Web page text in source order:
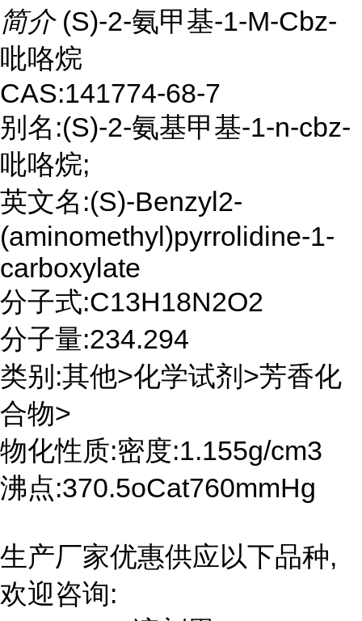
简介 (S)-2-氨甲基-1-M-Cbz-
吡咯烷
CAS:141774-68-7
别名:(S)-2-氨基甲基-1-n-cbz-
吡咯烷;
英文名:(S)-Benzyl2-
(aminomethyl)pyrrolidine-1-
carboxylate
分子式:C13H18N2O2
分子量:234.294
类别:其他>化学试剂>芳香化
合物>
物化性质:密度:1.155g/cm3
沸点:370.5oCat760mmHg
生产厂家优惠供应以下品种,
欢迎咨询: